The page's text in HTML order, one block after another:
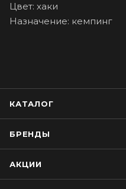
Цвет: хаки
Назначение: кемпинг
КАТАЛОГ
БРЕНДЫ
АКЦИИ